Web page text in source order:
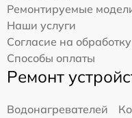
Ремонтируемые
Наши услуги
Согласие на
Способы оплаты
Ремонт
Водонагревателей